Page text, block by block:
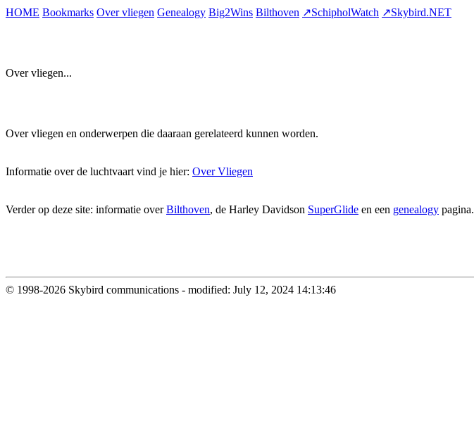
HOME Bookmarks Over vliegen Genealogy Big2Wins Bilthoven ↗SchipholWatch ↗Skybird.NET
Over vliegen...
Over vliegen en onderwerpen die daaraan gerelateerd kunnen worden.
Informatie over de luchtvaart vind je hier: Over Vliegen
Verder op deze site: informatie overBilthoven, de Harley Davidson SuperGlide en een genealogy pagina.
© 1998-2026 Skybird communications - modified: July 12, 2024 14:13:46